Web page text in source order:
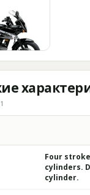
Four
cylinders.
cylinder.